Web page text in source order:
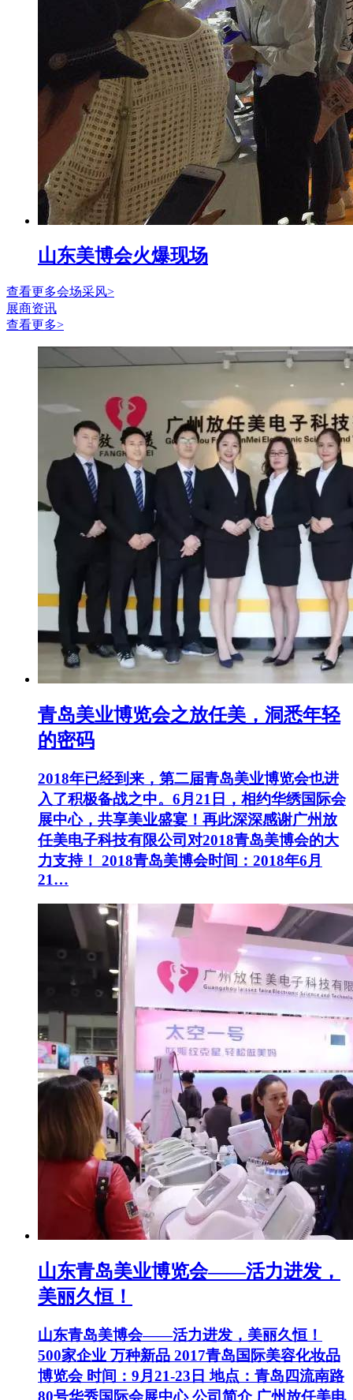
山东美博会火爆现场
查看更多会场采风>
展商资讯
查看更多>
青岛美业博览会之放任美，洞悉年轻
的密码
2018年已经到来，第二届青岛美业博览会也进
入了积极备战之中。6月21日，相约华绣国际会
展中心，共享美业盛宴！再此深深感谢广州放
任美电子科技有限公司对2018青岛美博会的大
力支持！ 2018青岛美博会时间：2018年6月
21…
山东青岛美业博览会——活力进发，
美丽久恒！
山东青岛美博会——活力进发，美丽久恒！
500家企业 万种新品 2017青岛国际美容化妆品
博览会 时间：9月21-23日 地点：青岛四流南路
80号华秀国际会展中心 公司简介 广州放任美电